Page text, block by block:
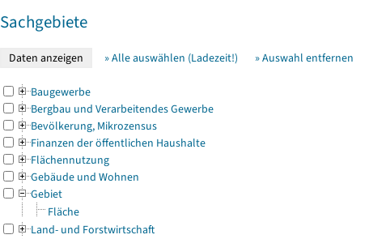
Sachgebiete
» Alle auswählen (Ladezeit!) » Auswahl entfernen
Baugewerbe
Bergbau und Verarbeitendes Gewerbe
Bevölkerung, Mikrozensus
Finanzen der öffentlichen Haushalte
Flächennutzung
Gebäude und Wohnen
Gebiet
Fläche
Land- und Forstwirtschaft